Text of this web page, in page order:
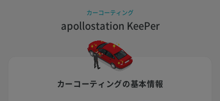
カーコーティング
apollostation KeePer
カーコーティングの基本情報